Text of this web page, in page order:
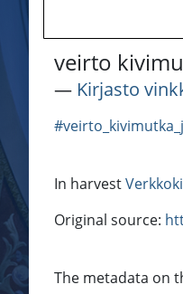
veirto
― Kirjasto
In harvest
Original source:
The metadata on